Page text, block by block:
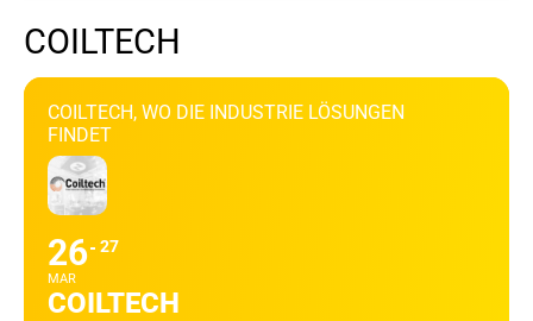
COILTECH
COILTECH, WO DIE INDUSTRIE LÖSUNGEN
FINDET
26
MAR
27
COILTECH